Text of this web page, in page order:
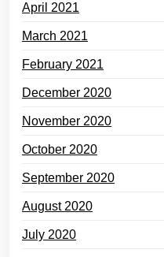
April 2021
March 2021
February 2021
December 2020
November 2020
October 2020
September 2020
August 2020
July 2020